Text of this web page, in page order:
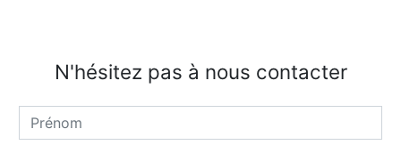
N'hésitez pas à nous contacter